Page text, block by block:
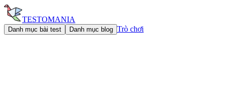
TESTOMANIA
Danh mục bài test Danh mục blog Trò chơi